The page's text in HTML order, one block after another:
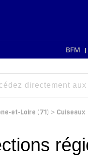
BFM
et-Loire (71) > Cuiseaux